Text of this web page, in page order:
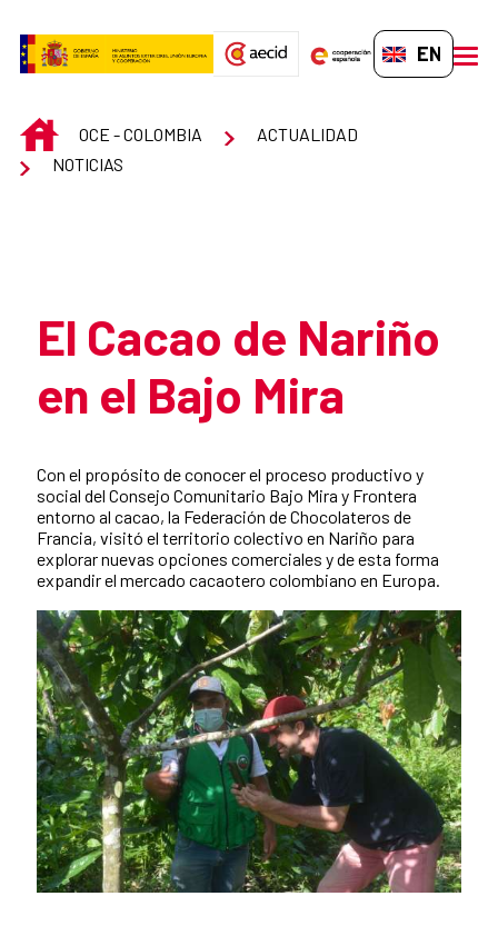
EN-GB
INICIOOCE - COLOMBIA
ACTUALIDAD
NOTICIAS
El Cacao de Nariño
en el Bajo Mira
Con el propósito de conocer el proceso productivo y
social del Consejo Comunitario Bajo Mira y Frontera
entorno al cacao, la Federación de Chocolateros de
Francia, visitó el territorio colectivo en Nariño para
explorar nuevas opciones comerciales y de esta forma
expandir el mercado cacaotero colombiano en Europa.